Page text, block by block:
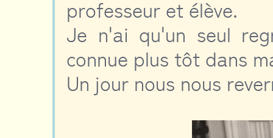
professeur et élève.
Je n'ai qu'un seul
connue plus tôt dans
Un jour nous nous